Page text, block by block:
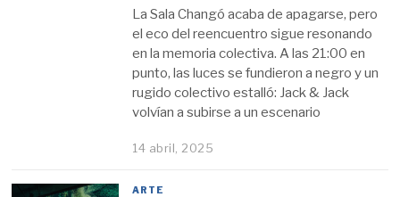
La Sala Changó acaba de apagarse, pero
el eco del reencuentro sigue resonando
en la memoria colectiva. A las 21:00 en
punto, las luces se fundieron a negro y un
rugido colectivo estalló: Jack & Jack
volvían a subirse a un escenario
14 abril, 2025
ARTE